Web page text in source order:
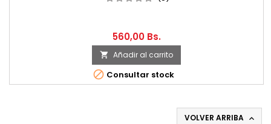
560,00 Bs.
 Añadir al carrito
 Consultar stock
VOLVER ARRIBA 